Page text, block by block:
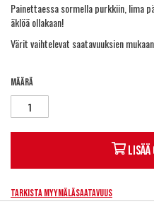
Painettaessa sormella purkkiin, lima
äklöä ollakaan!
Värit vaihtelevat saatavuuksien mukaan.
Määrä
Tarkista myymäläsaatavuus